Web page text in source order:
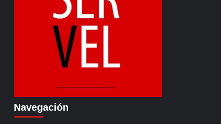
Navegación